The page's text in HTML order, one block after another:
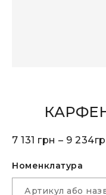
7 131 грн – 9 234
Номенклатура